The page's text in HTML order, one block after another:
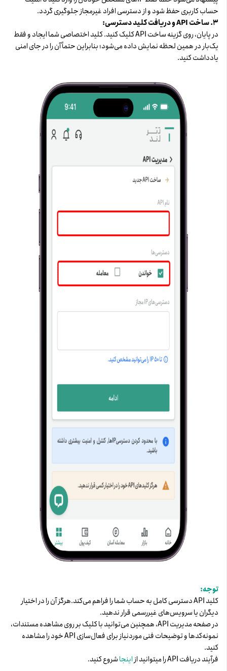
حساب کاربری حفظ شود و از دسترسی افراد غیرمجاز جلوگیری گردد.
۳. ساخت API و دریافت کلید دسترسی:
در پایان، روی گزینه ساخت API کلیک کنید. کلید اختصاصی شما ایجاد و فقط
یک‌بار در همین لحظه نمایش داده می‌شود؛ بنابراین حتماً آن را در جای امنی
یادداشت کنید.
توجه:
کلید API دسترسی کامل به حساب شما را فراهم می‌کند. هرگز آن را در اختیار
دیگران یا سرویس‌های غیررسمی قرار ندهید.
در صفحه مدیریت API، همچنین می‌توانید با کلیک بر روی مشاهده مستندات،
نمونه‌کدها و توضیحات فنی موردنیاز برای فعال‌سازی API خود را مشاهده
کنید.
فرآیند دریافت API را میتوانید از
اینجاشروع کنید.